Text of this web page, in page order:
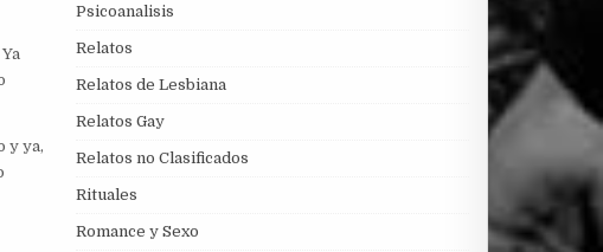
y ya,
Psicoanalisis
Relatos
Relatos de Lesbiana
Relatos Gay
Relatos no Clasificados
Rituales
Romance y Sexo